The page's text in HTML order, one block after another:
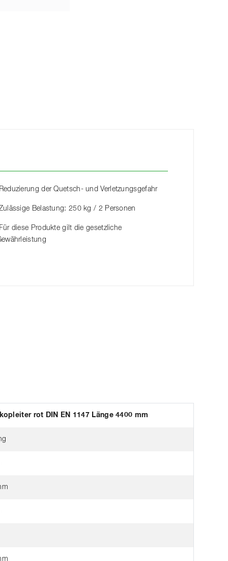
Reduzierung der Quetsch- und Verletzungsgefahr
Belastung: 250 kg / 2 Personen
Für diese Produkte gilt die gesetzliche
rot DIN EN 1147 Länge 4400 mm